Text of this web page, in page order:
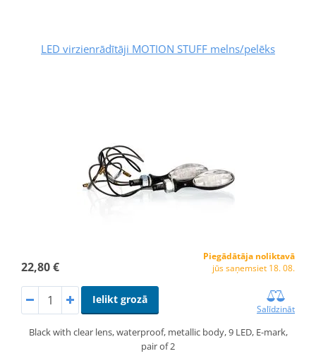
LED virzienrādītāji MOTION STUFF melns/pelēks
22,80 €
Piegādātāja noliktavā
jūs saņemsiet 18. 08.
Ielikt grozā
Salīdzināt
Black with clear lens, waterproof, metallic body, 9 LED, E-mark,
pair of 2